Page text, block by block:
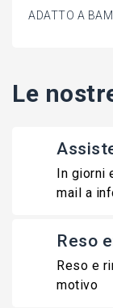
ADATTO A
Le
In giorni
mail a
Reso
Reso e
motivo